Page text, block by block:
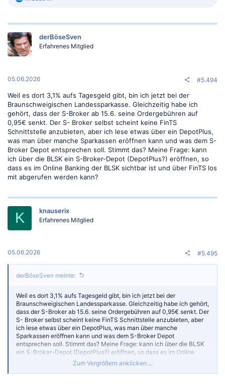
k
i
o
n
:
derBöseSven
Erfahrenes Mitglied
05.06.2026 #5.494
Weil es dort 3,1% aufs Tagesgeld gibt, bin ich jetzt bei der
Braunschweigischen Landessparkasse. Gleichzeitig habe ich
gehört, dass der S-Broker ab 15.6. seine Ordergebühren auf
0,95€ senkt. Der S- Broker selbst scheint keine FinTS
Schnittstelle anzubieten, aber ich lese etwas über ein DepotPlus,
was man über manche Sparkassen eröffnen kann und was dem S-
Broker Depot entsprechen soll. Stimmt das? Meine Frage: kann
ich über die BLSK ein S-Broker-Depot (DepotPlus?) eröffnen, so
dass es im Online Banking der BLSK sichtbar ist und über FinTS los
mit abgerufen werden kann?
K knauserix
Erfahrenes Mitglied
05.06.2026 #5.495
derBöseSven meinte:
Weil es dort 3,1% aufs Tagesgeld gibt, bin ich jetzt bei der
Braunschweigischen Landessparkasse. Gleichzeitig habe ich gehört,
dass der S-Broker ab 15.6. seine Ordergebühren auf 0,95€ senkt. Der
S- Broker selbst scheint keine FinTS Schnittstelle anzubieten, aber
ich lese etwas über ein DepotPlus, was man über manche
Sparkassen eröffnen kann und was dem S-Broker Depot
entsprechen soll. Stimmt das? Meine Frage: kann ich über die BLSK
ein S-Broker-Depot (DepotPlus?) eröffnen, so dass es im Online
Banking der BLSK sichtbar ist und über FinTS los mit abgerufen
Zum Vergrößern anklicken....